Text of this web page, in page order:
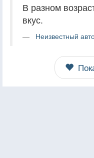
В разном
вкус.
Неизвестный